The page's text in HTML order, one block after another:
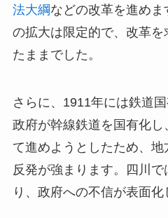
法大綱などの改革を進め
の拡大は限定的で、改革
たままでした。
さらに、1911年には鉄道
政府が幹線鉄道を国有化
て進めようとしたため、
反発が強まります。四川
り、政府への不信が表面化